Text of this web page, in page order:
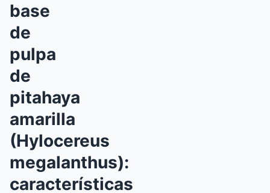
base
de
pulpa
de
pitahaya
amarilla
(Hylocereus
megalanthus):
características